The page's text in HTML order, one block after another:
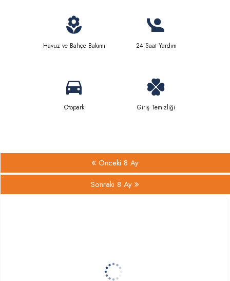
Havuz ve Bahçe Bakımı 24 Saat Yardım
Otopark Giriş Temizliği
Önceki 8 Ay
Sonraki 8 Ay